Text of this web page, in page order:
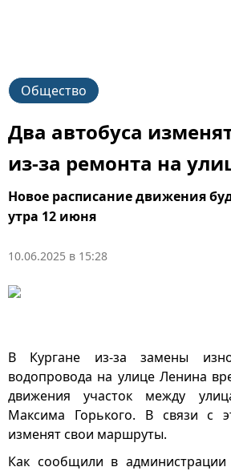
Общество
Два автобуса
из-за ремонта на
Новое расписание движения
утра 12 июня
10.06.2025 в 15:28
В Кургане из-за замены
водопровода на улице Ленина
движения участок между
Максима Горького. В связи с
изменят свои маршруты.
Как сообщили в